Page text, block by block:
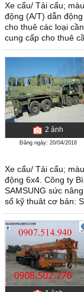
Xe cẩu/ Tải cẩu;
động (A/T) dẫn
cho thuê các loại
cung cấp cho thuê
2 ảnh
Đăng ngày: 20/04/2016
Xe cẩu/ Tải cẩu;
động 6x4. Công ty
SAMSUNG sức
số kỹ thuât cơ bản: